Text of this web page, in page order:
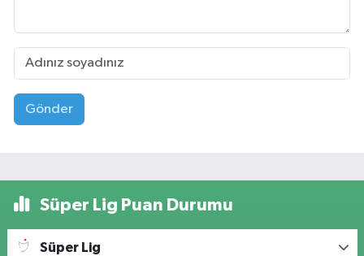
Gönder
Süper Lig Puan Durumu
Süper Lig